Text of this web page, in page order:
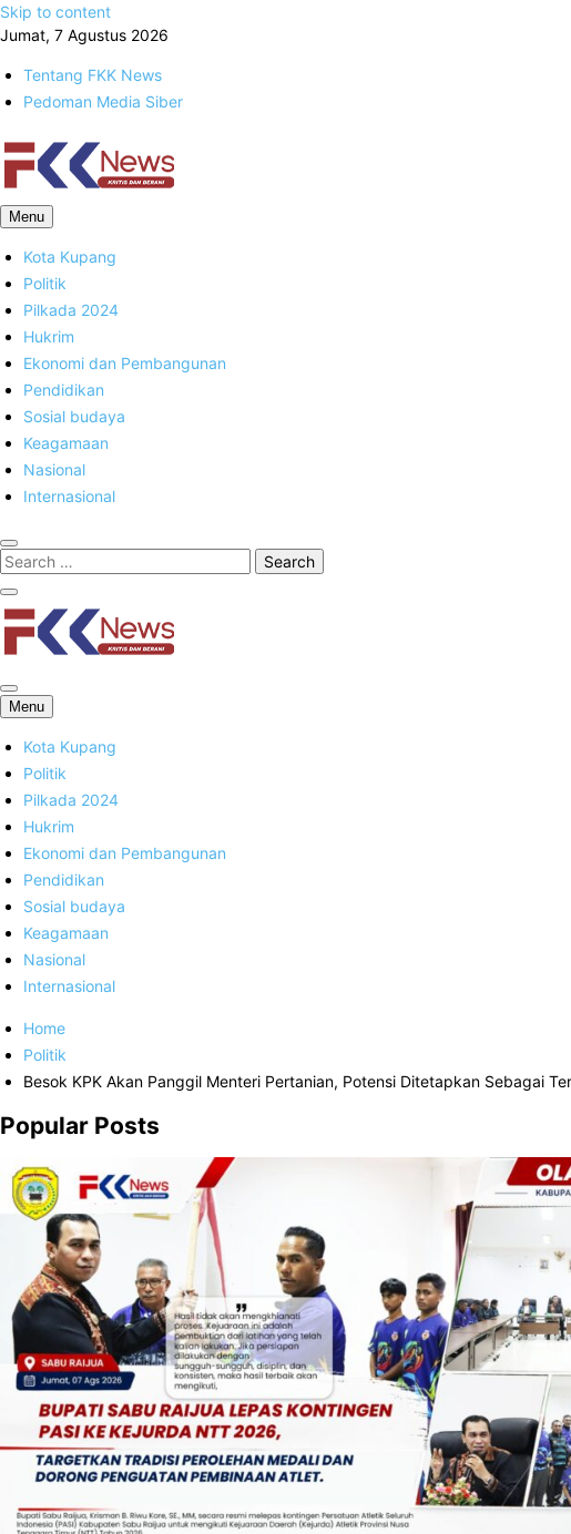
Skip to content
Jumat, 7 Agustus 2026
Tentang FKK News
Pedoman Media Siber
FKK News
Menu
Kota Kupang
Politik
Pilkada 2024
Hukrim
Ekonomi dan Pembangunan
Pendidikan
Sosial budaya
Keagamaan
Nasional
Internasional
FKK News
Menu
Kota Kupang
Politik
Pilkada 2024
Hukrim
Ekonomi dan Pembangunan
Pendidikan
Sosial budaya
Keagamaan
Nasional
Internasional
Home
Politik
Besok KPK Akan Panggil Menteri Pertanian, Potensi Ditetapkan Sebagai
Popular Posts